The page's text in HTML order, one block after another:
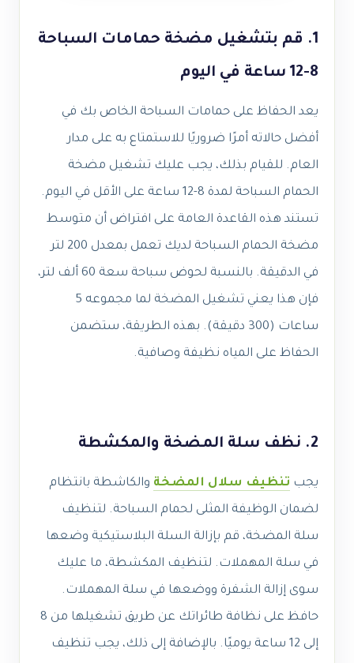
1. قم بتشغيل مضخة حمامات السباحة
8-12 ساعة في اليوم
يعد الحفاظ على حمامات السباحة الخاص بك في
أفضل حالاته أمرًا ضروريًا للاستمتاع به على مدار
العام. للقيام بذلك، يجب عليك تشغيل مضخة
الحمام السباحة لمدة 8-12 ساعة على الأقل في اليوم.
تستند هذه القاعدة العامة على افتراض أن متوسط ​​
مضخة الحمام السباحة لديك تعمل بمعدل 200 لتر
في الدقيقة. بالنسبة لحوض سباحة سعة 60 ألف لتر،
فإن هذا يعني تشغيل المضخة لما مجموعه 5
ساعات (300 دقيقة). بهذه الطريقة، ستضمن
الحفاظ على المياه نظيفة وصافية.
2. نظف سلة المضخة والمكشطة
يجب تنظيف سلال المضخة والكاشطة بانتظام
لضمان الوظيفة المثلى لحمام السباحة. لتنظيف
سلة المضخة، قم بإزالة السلة البلاستيكية وضعها
في سلة المهملات. لتنظيف المكشطة، ما عليك
سوى إزالة الشفرة ووضعها في سلة المهملات.
حافظ على نظافة طائراتك عن طريق تشغيلها من 8
إلى 12 ساعة يوميًا. بالإضافة إلى ذلك، يجب تنظيف